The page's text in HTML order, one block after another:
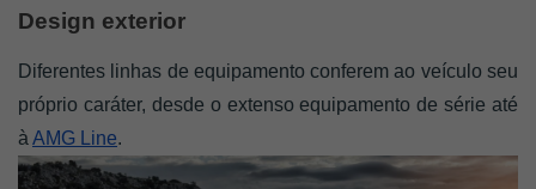
Design exterior
Diferentes linhas de equipamento conferem ao veículo seu
próprio caráter, desde o extenso equipamento de série até
à AMG Line.